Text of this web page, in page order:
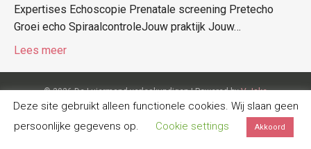
Expertises Echoscopie Prenatale screening Pretecho
Groei echo SpiraalcontroleJouw praktijk Jouw…
Lees meer
© 2026 De Luiermand verloskundigen |Powered byV-Jake
Deze site gebruikt alleen functionele cookies. Wij slaan geen
persoonlijke gegevens op.
Cookie settings Akkoord